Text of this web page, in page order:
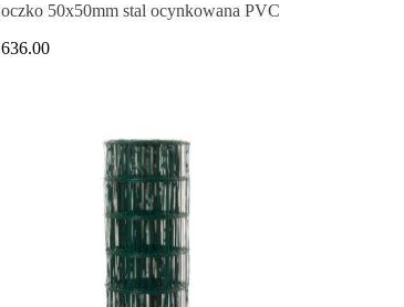
oczko 50x50mm stal ocynkowana PVC
636.00